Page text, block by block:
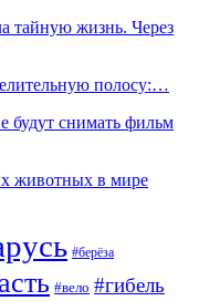
тайную жизнь. Через
полосу:…
будут снимать фильм
животных в мире
#берёза
#вело #гибель